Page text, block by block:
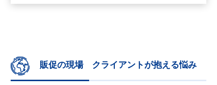
販促の現場 クライアントが抱える悩み